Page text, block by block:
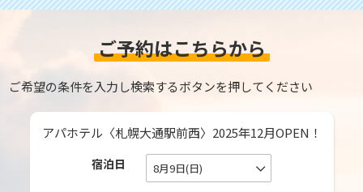
ご予約はこちらから
ご希望の条件を入力し検索するボタンを押してください
アパホテル〈札幌大通駅前西〉2025年12月OPEN！
宿泊日 8月9日(日)